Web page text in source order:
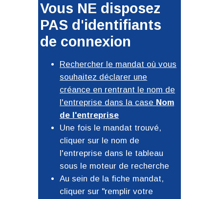
Vous NE disposez
PAS d'identifiants
de connexion
Rechercher le mandat où vous
souhaitez déclarer une
créance en rentrant le nom de
l'entreprise dans la case Nom
de l'entreprise
Une fois le mandat trouvé,
cliquer sur le nom de
l'entreprise dans le tableau
sous le moteur de recherche
Au sein de la fiche mandat,
cliquer sur
remplir votre